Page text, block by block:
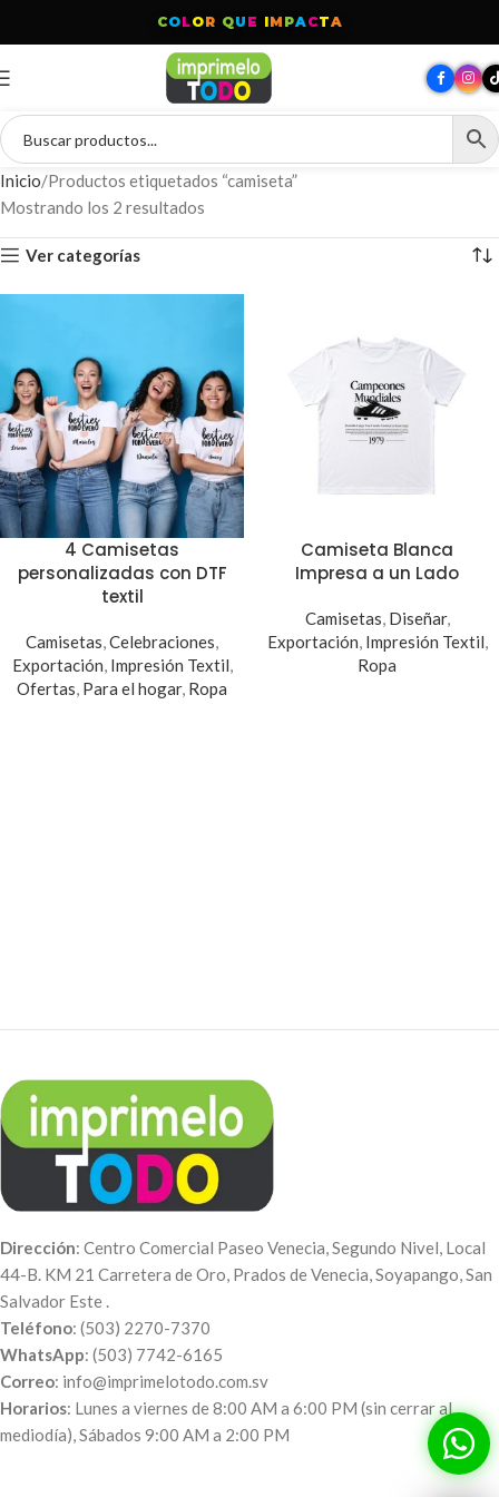
COLOR QU E IM PACTA
Inicio Productos etiquetados “camiseta”
Mostrando los 2 resultados
Ver categorías
4 Camisetas
personalizadas con DTF
textil
Camisetas,Celebraciones,
Exportación, Impresión Textil,
Ofertas, Para el hogar, Ropa
Camiseta Blanca
Impresa a un Lado
Camisetas, Diseñar,
Exportación, Impresión Textil,
Ropa
Dirección: Centro Comercial Paseo Venecia, Segundo Nivel, Local
44-B. KM 21 Carretera de Oro, Prados de Venecia, Soyapango, San
Salvador Este .
Teléfono: (503) 2270-7370
WhatsApp: (503) 7742-6165
Correo: info@imprimelotodo.com.sv
Horarios: Lunes a viernes de 8:00 AM a 6:00 PM (sin cerrar al
mediodía), Sábados 9:00 AM a 2:00 PM